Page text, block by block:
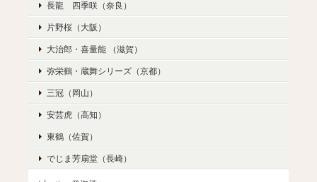
長龍 四季咲（奈良）
片野桜（大阪）
大治郎・喜量能 （滋賀）
弥栄鶴・蔵舞シリーズ（京都）
三冠（岡山）
安芸虎（高知）
東鶴（佐賀）
でじま芳扇堂（長崎）